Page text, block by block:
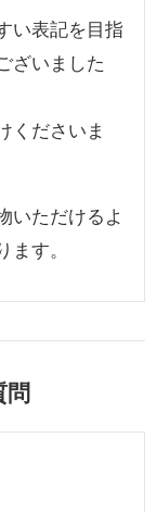
い表記を目指
ざいました
くださいま
いただけるよ
す。
問